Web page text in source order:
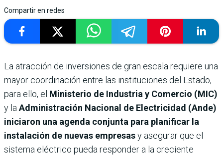
Compartir en redes
La atracción de inversiones de gran escala requiere una
mayor coordinación entre las instituciones del Estado,
para ello, el Ministerio de Industria y Comercio (MIC)
y la Administración Nacional de Electricidad (Ande)
iniciaron una agenda conjunta para planificar la
instalación de nuevas empresasy asegurar que el
sistema eléctrico pueda responder a la creciente